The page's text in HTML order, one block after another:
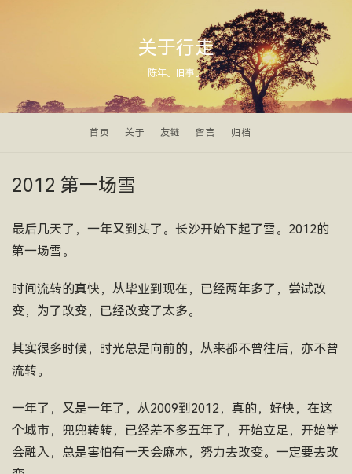
关于行走
陈年。旧事。
首页 关于 友链 留言 归档
2012 第一场雪
最后几天了，一年又到头了。长沙开始下起了雪。2012的
第一场雪。
时间流转的真快，从毕业到现在，已经两年多了，尝试改
变，为了改变，已经改变了太多。
其实很多时候，时光总是向前的，从来都不曾往后，亦不曾
流转。
一年了，又是一年了，从2009到2012，真的，好快，在这
个城市，兜兜转转，已经差不多五年了，开始立足，开始学
会融入，总是害怕有一天会麻木，努力去改变。一定要去改